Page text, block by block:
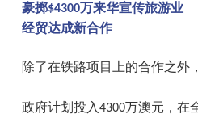
豪掷$4300万来华宣传旅游业
经贸达成新合作
除了在铁路项目上的合作之外
政府计划投入4300万澳元，在